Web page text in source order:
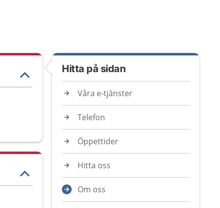
Hitta på sidan
Våra e-tjänster
Telefon
Öppettider
Hitta oss
Om oss